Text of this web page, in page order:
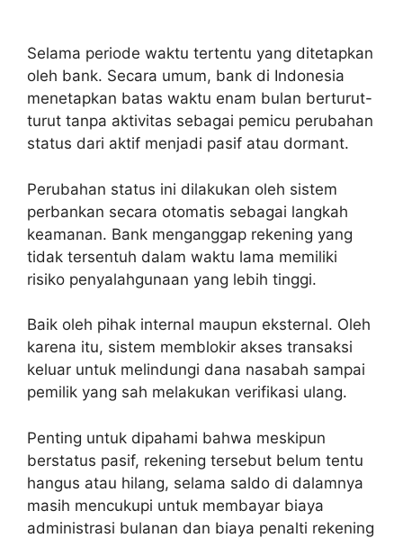
Selama periode waktu tertentu yang ditetapkan
oleh bank. Secara umum, bank di Indonesia
menetapkan batas waktu enam bulan berturut-
turut tanpa aktivitas sebagai pemicu perubahan
status dari aktif menjadi pasif atau dormant.
Perubahan status ini dilakukan oleh sistem
perbankan secara otomatis sebagai langkah
keamanan. Bank menganggap rekening yang
tidak tersentuh dalam waktu lama memiliki
risiko penyalahgunaan yang lebih tinggi.
Baik oleh pihak internal maupun eksternal. Oleh
karena itu, sistem memblokir akses transaksi
keluar untuk melindungi dana nasabah sampai
pemilik yang sah melakukan verifikasi ulang.
Penting untuk dipahami bahwa meskipun
berstatus pasif, rekening tersebut belum tentu
hangus atau hilang, selama saldo di dalamnya
masih mencukupi untuk membayar biaya
administrasi bulanan dan biaya penalti rekening